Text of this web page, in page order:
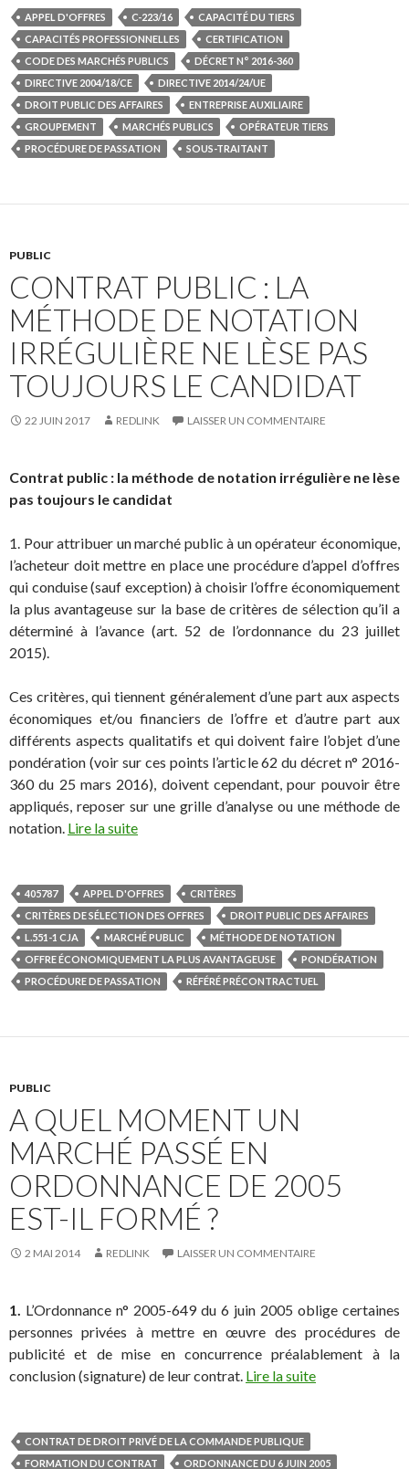
APPEL D'OFFRES C-223/16
CAPACITÉ DU TIERS
CAPACITÉS PROFESSIONNELLES
CERTIFICATION
CODE DES MARCHÉS PUBLICS
DÉCRET N° 2016-360
DIRECTIVE 2004/18/CE
DIRECTIVE 2014/24/UE
DROIT PUBLIC DES AFFAIRES
ENTREPRISE AUXILIAIRE
GROUPEMENT
MARCHÉS PUBLICS
OPÉRATEUR TIERS
PROCÉDURE DE PASSATION
SOUS-TRAITANT
PUBLIC
CONTRAT PUBLIC : LA
MÉTHODE DE NOTATION
IRRÉGULIÈRE NE LÈSE PAS
TOUJOURS LE CANDIDAT
22 JUIN 2017 REDLINK LAISSER UN COMMENTAIRE
Contrat public : la méthode de notation irrégulière ne lèse
pas toujours le candidat
1. Pour attribuer un marché public à un opérateur économique,
l’acheteur doit mettre en place une procédure d’appel d’offres
qui conduise (sauf exception) à choisir l’offre économiquement
la plus avantageuse sur la base de critères de sélection qu’il a
déterminé à l’avance (art. 52 de l’ordonnance du 23 juillet
2015).
Ces critères, qui tiennent généralement d’une part aux aspects
économiques et/ou financiers de l’offre et d’autre part aux
différents aspects qualitatifs et qui doivent faire l’objet d’une
pondération (voir sur ces points l’article 62 du décret n° 2016-
360 du 25 mars 2016), doivent cependant, pour pouvoir être
appliqués, reposer sur une grille d’analyse ou une méthode de
notation. Lire la suite
405787 APPEL D'OFFRES
CRITÈRES
CRITÈRES DE SÉLECTION DES OFFRES
DROIT PUBLIC DES AFFAIRES
L.551-1 CJA
MARCHÉ PUBLIC
MÉTHODE DE NOTATION
OFFRE ÉCONOMIQUEMENT LA PLUS AVANTAGEUSE
PONDÉRATION
PROCÉDURE DE PASSATION
RÉFÉRÉ PRÉCONTRACTUEL
PUBLIC
A QUEL MOMENT UN
MARCHÉ PASSÉ EN
ORDONNANCE DE 2005
EST-IL FORMÉ ?
2 MAI 2014 REDLINK LAISSER UN COMMENTAIRE
1. L’Ordonnance n° 2005-649 du 6 juin 2005 oblige certaines
personnes privées à mettre en œuvre des procédures de
publicité et de mise en concurrence préalablement à la
conclusion (signature) de leur contrat. Lire la suite
CONTRAT DE DROIT PRIVÉ DE LA COMMANDE PUBLIQUE
FORMATION DU CONTRAT
ORDONNANCE DU 6 JUIN 2005